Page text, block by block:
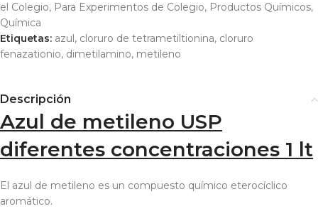
el Colegio, Para Experimentos de Colegio, Productos Químicos,
Química
Etiquetas: azul, cloruro de tetrametiltionina, cloruro
fenazationio, dimetilamino, metileno
Descripción
Azul de metileno USP
diferentes concentraciones 1 lt
El azul de metileno es un compuesto químico eterocíclico
aromático.